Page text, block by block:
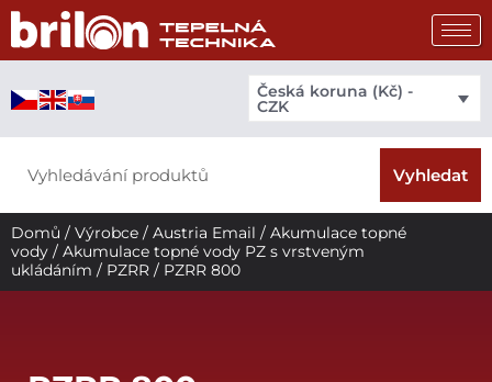
Přeskočit
obsah
Česká koruna (Kč) -
CZK
Vyhledat
Domů / Výrobce / Austria Email / Akumulace topné
vody / Akumulace topné vody PZ s vrstveným
ukládáním / PZRR / PZRR 800